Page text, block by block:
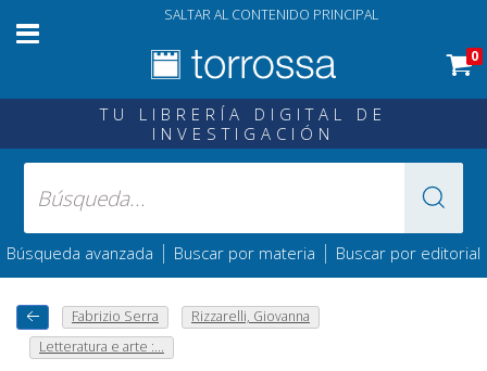
SALTAR AL CONTENIDO PRINCIPAL
0
TU LIBRERÍA DIGITAL DE
INVESTIGACIÓN
Búsqueda avanzada | Buscar por materia | Buscar por editorial
Fabrizio Serra
Rizzarelli, Giovanna
Letteratura e arte :...